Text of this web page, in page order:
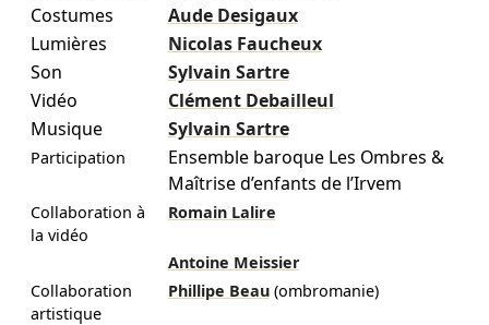
Costumes
Aude Desigaux
Lumières
Nicolas Faucheux
Son
Sylvain Sartre
Vidéo
Clément Debailleul
Musique
Sylvain Sartre
Participation
Ensemble baroque Les Ombres &
Maîtrise d’enfants de l’Irvem
Collaboration à
la vidéo
Romain Lalire
Antoine Meissier
Collaboration
artistique
Phillipe Beau (ombromanie)